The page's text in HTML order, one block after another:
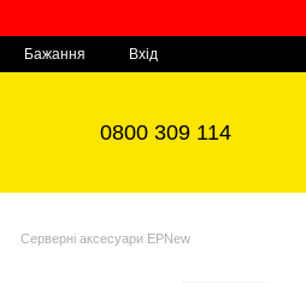
Бажання Вхід
0800 309 114
Серверні аксесуари EPNew